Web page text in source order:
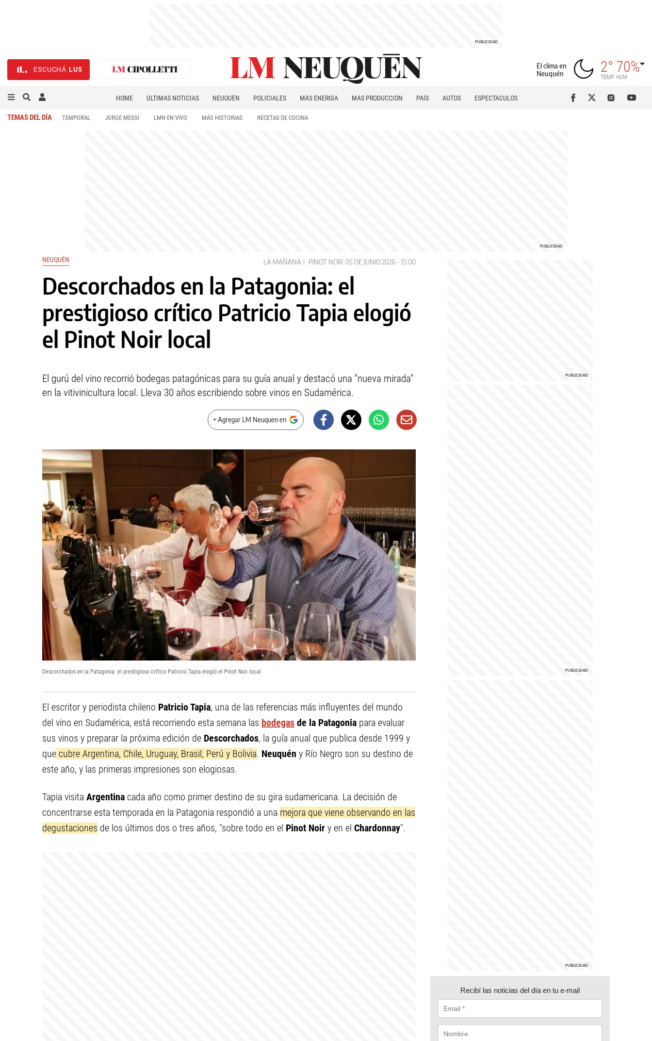
ESCUCHÁ LU5
El clima en
Neuquén
2°
TEMP
70%
HUM
HOME ÚLTIMAS NOTICIAS NEUQUÉN POLICIALES MÁS ENERGÍA MÁS PRODUCCIÓN PAÍS AUTOS
ESPECTÁCULOS
TEMAS DEL DÍA TEMPORAL JORGE MESSI LMN EN VIVO MÁS HISTORIAS RECETAS DE COCINA
NEUQUÉN LA MAÑANA PINOT NOIR 05 DE JUNIO 2026 - 15:00
Descorchados en la Patagonia: el
prestigioso crítico Patricio Tapia elogió
el Pinot Noir local
El gurú del vino recorrió bodegas patagónicas para su guía anual y destacó una "nueva mirada"
en la vitivinicultura local. Lleva 30 años escribiendo sobre vinos en Sudamérica.
+ Agregar LM Neuquen en
Descorchados en la Patagonia: el prestigioso crítico Patricio Tapia elogió el Pinot Noir local
El escritor y periodista chileno Patricio Tapia, una de las referencias más influyentes del mundo
del vino en Sudamérica, está recorriendo esta semana las bodegas de la Patagonia para evaluar
sus vinos y preparar la próxima edición de Descorchados, la guía anual que publica desde 1999 y
que cubre Argentina, Chile, Uruguay, Brasil, Perú y Bolivia. Neuquén y Río Negro son su destino de
este año, y las primeras impresiones son elogiosas.
Tapia visita Argentina cada año como primer destino de su gira sudamericana. La decisión de
concentrarse esta temporada en la Patagonia respondió a una mejora que viene observando en las
degustaciones de los últimos dos o tres años, "sobre todo en el Pinot Noir y en el Chardonnay".
Recibí las noticias del día en tu e-mail